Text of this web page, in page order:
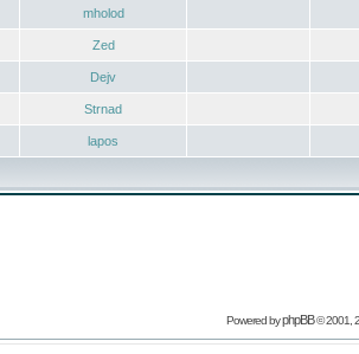
mholod
Zed
Dejv
Strnad
lapos
Powered byphpBB© 2001,